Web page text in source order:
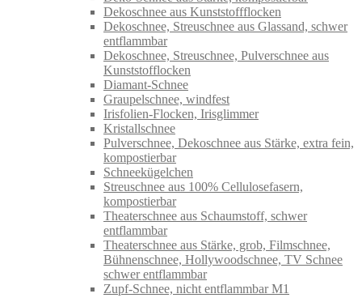
Dekoschnee aus Kunststoffflocken
Dekoschnee, Streuschnee aus Glassand, schwer
entflammbar
Dekoschnee, Streuschnee, Pulverschnee aus
Kunststofflocken
Diamant-Schnee
Graupelschnee, windfest
Irisfolien-Flocken, Irisglimmer
Kristallschnee
Pulverschnee, Dekoschnee aus Stärke, extra fein,
kompostierbar
Schneekügelchen
Streuschnee aus 100% Cellulosefasern,
kompostierbar
Theaterschnee aus Schaumstoff, schwer
entflammbar
Theaterschnee aus Stärke, grob, Filmschnee,
Bühnenschnee, Hollywoodschnee, TV Schnee
schwer entflammbar
Zupf-Schnee, nicht entflammbar M1